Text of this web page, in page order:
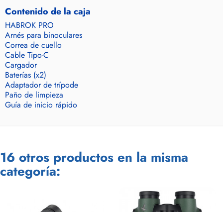
Contenido de la caja
HABROK PRO
Arnés para binoculares
Correa de cuello
Cable Tipo-C
Cargador
Baterías (x2)
Adaptador de trípode
Paño de limpieza
Guía de inicio rápido
16 otros productos en la misma
categoría: